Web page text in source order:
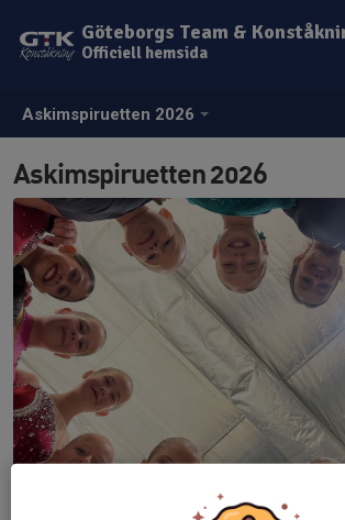
Askimspiruetten 2026
Göteborgs Team &
Officiell hemsida
Askimspiruetten 2026